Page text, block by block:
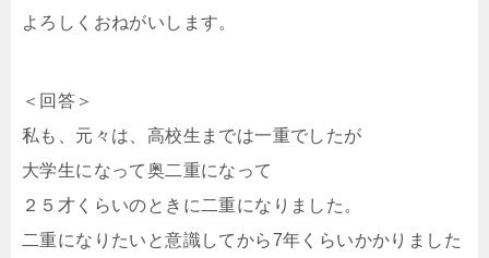
よろしくおねがいします。
＜回答＞
私も、元々は、高校生までは一重でしたが
大学生になって奥二重になって
２５才くらいのときに二重になりました。
二重になりたいと意識してから7年くらいかかりました